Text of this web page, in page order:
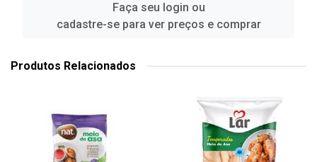
Faça seu login ou
cadastre-se para ver preços e comprar
Produtos Relacionados